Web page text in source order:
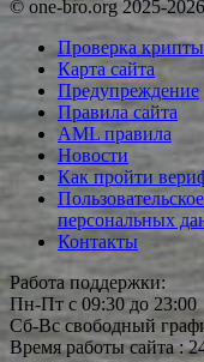
© one-bro.org 2025-2026
Проверка
Карта сайта
Предупреждение
Правила сайта
AML правила
Новости
Как пройти
персональных
Контакты
Работа поддержки:
Пн-Пт с 09:30 до 23:00
Сб-Вс свободный
Время работы сайта :